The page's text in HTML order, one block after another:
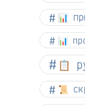
📊
📊
📋
📜